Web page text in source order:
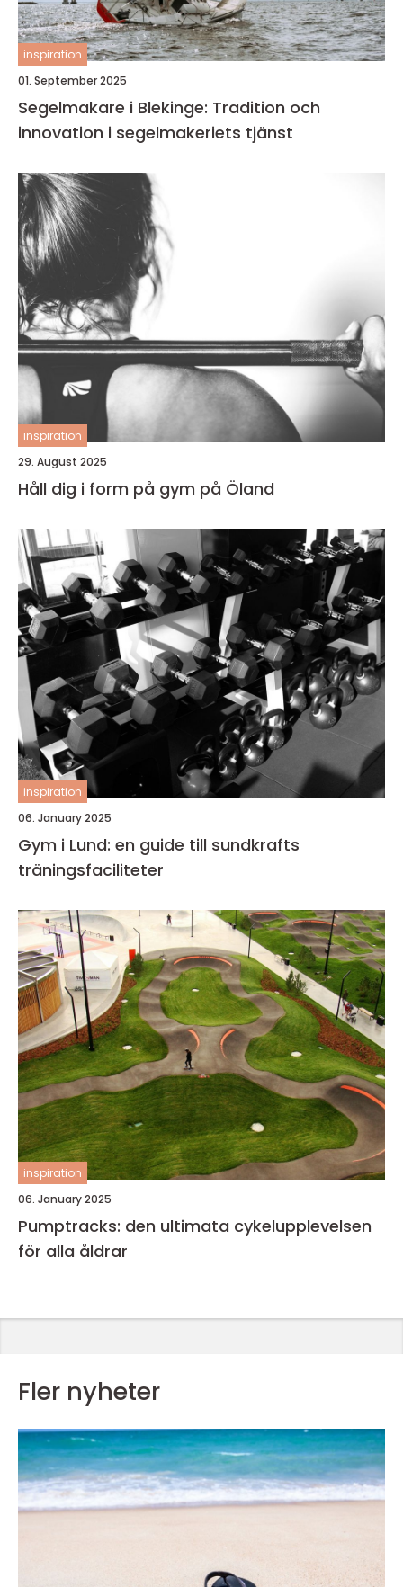
inspiration
01. September 2025
Segelmakare i Blekinge: Tradition och
innovation i segelmakeriets tjänst
inspiration
29. August 2025
Håll dig i form på gym på Öland
inspiration
06. January 2025
Gym i Lund: en guide till sundkrafts
träningsfaciliteter
inspiration
06. January 2025
Pumptracks: den ultimata cykelupplevelsen
för alla åldrar
Fler nyheter